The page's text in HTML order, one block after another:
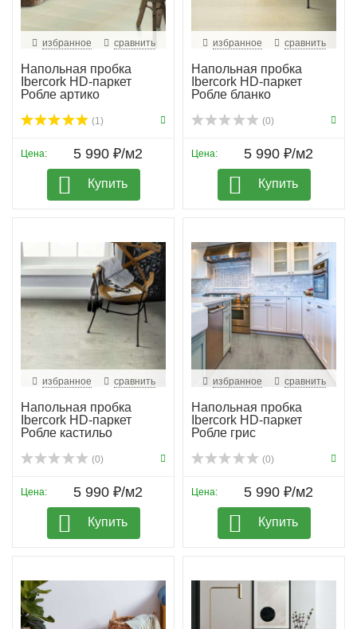
избранное сравнить
Напольная пробка
Ibercork HD-паркет
Робле артико
(1)
Цена: 5 990 ₽/м2
Купить
избранное сравнить
Напольная пробка
Ibercork HD-паркет
Робле бланко
(0)
Цена: 5 990 ₽/м2
Купить
избранное сравнить
Напольная пробка
Ibercork HD-паркет
Робле кастильо
(0)
Цена: 5 990 ₽/м2
Купить
избранное сравнить
Напольная пробка
Ibercork HD-паркет
Робле грис
(0)
Цена: 5 990 ₽/м2
Купить